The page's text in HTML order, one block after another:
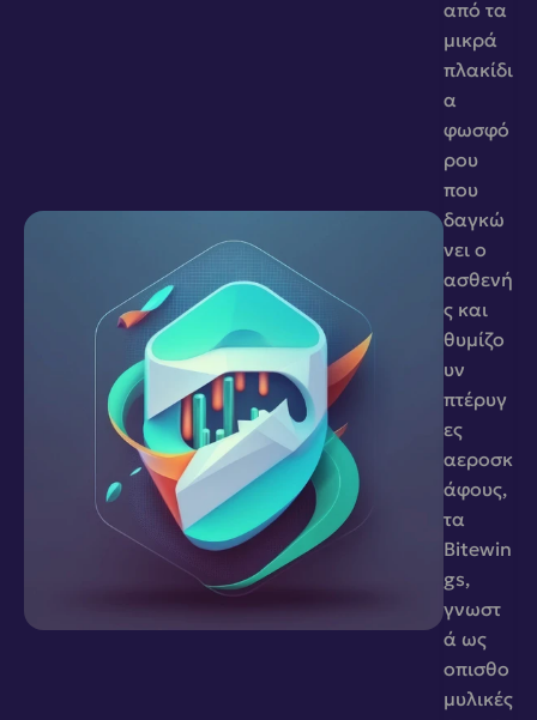
από τα
μικρά
πλακίδι
α
φωσφό
ρου
που
δαγκώ
νει ο
ασθενή
ς και
θυμίζο
υν
πτέρυγ
ες
αεροσκ
άφους,
τα
Bitewin
gs,
γνωστ
ά ως
οπισθο
μυλικές